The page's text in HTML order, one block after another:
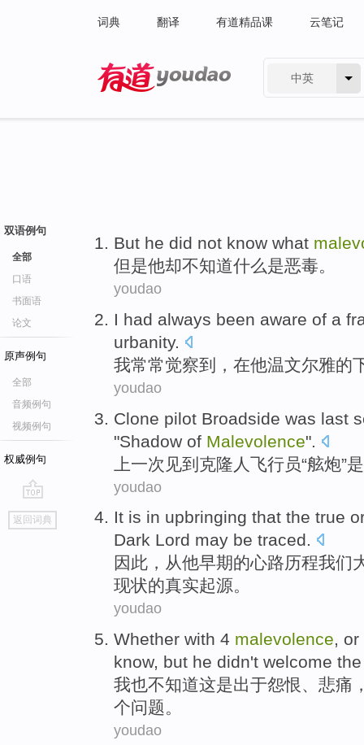
词典 翻译 有道精品课 云笔记
中英
双语例句
全部
口语
书面语
论文
原声例句
全部
音频例句
视频例句
权威例句
go
top
返回词典
But he did not know what
但是他却不知道什么是恶毒。
youdao
I had always been aware of a
urbanity.
我常常觉察到，在他温文尔雅的
youdao
Clone pilot Broadside was last
"Shadow of Malevolence".
上一次 见到 克隆人 飞行员“舷炮”是
youdao
It is in upbringing that the true
Dark Lord may be traced.
因此 ， 从他早期的心路历程我们
现状的真实起源。
youdao
Whether with 4 malevolence, or
know, but he didn't welcome the
我也不知道这是出于怨恨、 悲痛
个问题。
youdao